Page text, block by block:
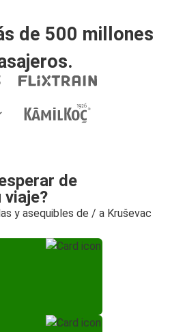
de 500 millones
de
viaje?
y asequibles de / a Kruševac